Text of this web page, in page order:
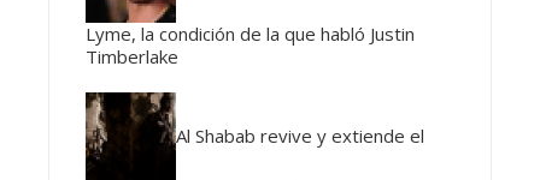
Lyme, la condición de la que habló Justin
Timberlake
Al Shabab revive y extiende el